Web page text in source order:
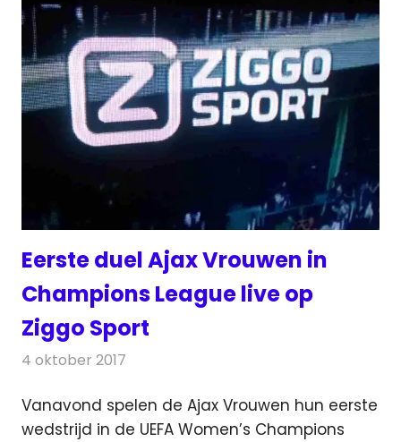
Eerste duel Ajax Vrouwen in
Champions League live op
Ziggo Sport
4 oktober 2017
Vanavond spelen de Ajax Vrouwen hun eerste
wedstrijd in de UEFA Women’s Champions